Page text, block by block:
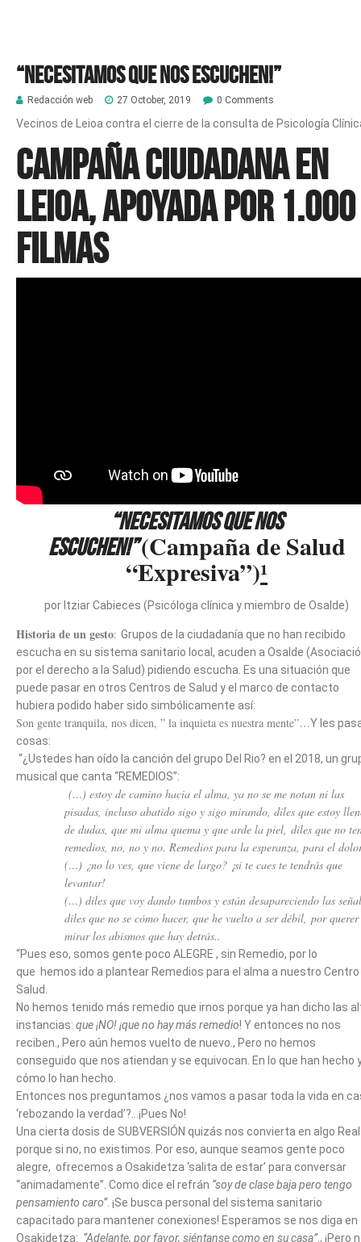
“Necesitamos que nos escuchen!”
Redacción web 27 October, 2019 0 Comments
Vecinos de Leioa contra el cierre de la consulta de Psicología
Campaña ciudadana en
Leioa, apoyada por 1.000
filmas
“Necesitamos que nos
escuchen!”(Campaña de Salud
“Expresiva”)¹
por Itziar Cabieces (Psicóloga clínica y miembro de Osalde)
Historia de un gesto: Grupos de la ciudadanía que no han recibido
escucha en su sistema sanitario local, acuden a Osalde
por el derecho a la Salud) pidiendo escucha. Es una situación que
puede pasar en otros Centros de Salud y el marco de contacto
hubiera podido haber sido simbólicamente así:
Son gente tranquila, nos dicen, ” la inquieta es nuestra mente”…Y les
cosas:
“¿Ustedes han oído la canción del grupo Del Rio? en el 2018, un
musical que canta “REMEDIOS”:
(…) estoy de camino hacia el alma, ya no se me notan ni las
pisadas, incluso abatido sigo y sigo mirando, diles que estoy
de dudas, que mi alma quema y que arde la piel, diles que no
remedios, no, no y no. Remedios para la esperanza, para el
(…) ¿no lo ves, que viene de largo? ¡si te caes te tendrás que
levantar!
(…) diles que voy dando tumbos y están desapareciendo las
diles que no se cómo hacer, que he vuelto a ser débil, por querer
mirar los abismos que hay detrás..
“Pues eso, somos gente poco ALEGRE , sin Remedio, por lo
que hemos ido a plantear Remedios para el alma a nuestro Centro
Salud.
No hemos tenido más remedio que irnos porque ya han dicho las
instancias: que ¡NO! ¡que no hay más remedio! Y entonces no nos
reciben., Pero aún hemos vuelto de nuevo., Pero no hemos
conseguido que nos atiendan y se equivocan. En lo que han hecho
cómo lo han hecho.
Entonces nos preguntamos ¿nos vamos a pasar toda la vida en
‘rebozando la verdad’?…¡Pues No!
Una cierta dosis de SUBVERSIÓN quizás nos convierta en algo
porque si no, no existimos. Por eso, aunque seamos gente poco
alegre, ofrecemos a Osakidetza ‘salita de estar’ para conversar
“animadamente”. Como dice el refrán “soy de clase baja pero tengo
pensamiento caro”. ¡Se busca personal del sistema sanitario
capacitado para mantener conexiones! Esperamos se nos diga en
Osakidetza: “Adelante, por favor, siéntanse como en su casa”., ¡Pero